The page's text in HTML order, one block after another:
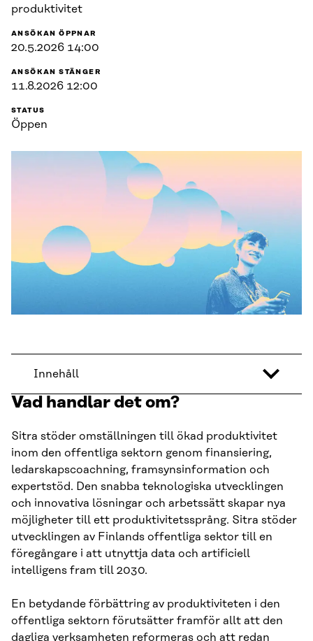
produktivitet
ANSÖKAN ÖPPNAR
20.5.2026 14:00
ANSÖKAN STÄNGER
11.8.2026 12:00
STATUS
Öppen
Innehåll
Vad handlar det om?
Sitra stöder omställningen till ökad produktivitet
inom den offentliga sektorn genom finansiering,
ledarskapscoachning, framsynsinformation och
expertstöd. Den snabba teknologiska utvecklingen
och innovativa lösningar och arbetssätt skapar nya
möjligheter till ett produktivitetssprång. Sitra stöder
utvecklingen av Finlands offentliga sektor till en
föregångare i att utnyttja data och artificiell
intelligens fram till 2030.
En betydande förbättring av produktiviteten i den
offentliga sektorn förutsätter framför allt att den
dagliga verksamheten reformeras och att redan